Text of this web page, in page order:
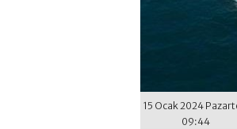
15 Ocak 2024
09:44